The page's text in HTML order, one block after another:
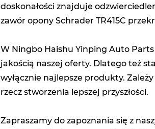
doskonałości znajduje
zawór opony Schrader TR415C
W Ningbo Haishu Yinping Auto
jakością naszej oferty. Dlatego też
wyłącznie najlepsze produkty.
rzecz stworzenia lepszej przyszłości.
Zapraszamy do zapoznania się z